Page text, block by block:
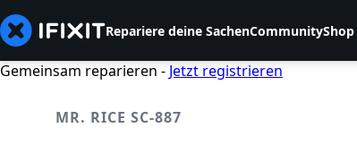
Repariere deine SachenCommunityShop
Gemeinsam reparieren - Jetzt registrieren
MR. RICE SC-887